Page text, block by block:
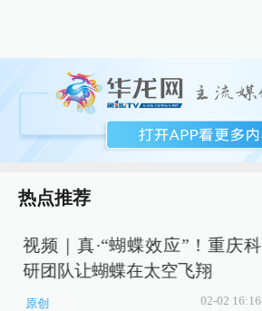
热点推荐
视频｜真·“蝴蝶效应”！重庆科
研团队让蝴蝶在太空飞翔
原创 02-02 16:16